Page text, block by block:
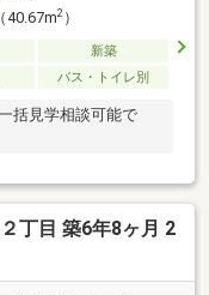
40.67m2）
新築
バス・トイレ別
括見学相談可能で
丁目 築6年8ヶ月 2